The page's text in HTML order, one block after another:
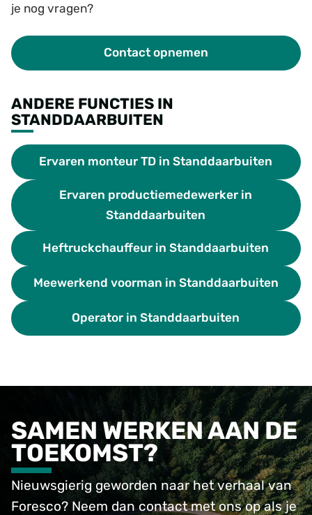
je nog vragen?
Contact opnemen
ANDERE FUNCTIES IN
STANDDAARBUITEN
Ervaren monteur TD in Standdaarbuiten
Ervaren productiemedewerker in
Standdaarbuiten
Heftruckchauffeur in Standdaarbuiten
Meewerkend voorman in Standdaarbuiten
Operator in Standdaarbuiten
SAMEN WERKEN AAN DE
TOEKOMST?
Nieuwsgierig geworden naar het verhaal van
Foresco? Neem dan contact met ons op als je